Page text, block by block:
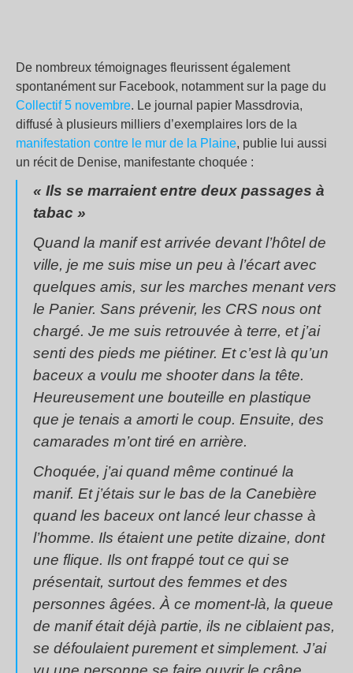
De nombreux témoignages fleurissent également
spontanément sur Facebook, notamment sur la page du
Collectif 5 novembre. Le journal papier Massdrovia,
diffusé à plusieurs milliers d’exemplaires lors de la
manifestation contre le mur de la Plaine, publie lui aussi
un récit de Denise, manifestante choquée :
« Ils se marraient entre deux passages à
tabac »
Quand la manif est arrivée devant l’hôtel de
ville, je me suis mise un peu à l’écart avec
quelques amis, sur les marches menant vers
le Panier. Sans prévenir, les CRS nous ont
chargé. Je me suis retrouvée à terre, et j’ai
senti des pieds me piétiner. Et c’est là qu’un
baceux a voulu me shooter dans la tête.
Heureusement une bouteille en plastique
que je tenais a amorti le coup. Ensuite, des
camarades m’ont tiré en arrière.
Choquée, j’ai quand même continué la
manif. Et j’étais sur le bas de la Canebière
quand les baceux ont lancé leur chasse à
l’homme. Ils étaient une petite dizaine, dont
une flique. Ils ont frappé tout ce qui se
présentait, surtout des femmes et des
personnes âgées. À ce moment-là, la queue
de manif était déjà partie, ils ne ciblaient pas,
se défoulaient purement et simplement. J’ai